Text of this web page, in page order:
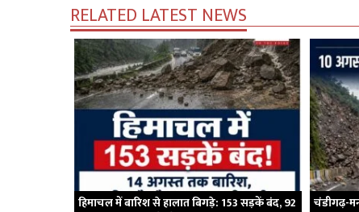
RELATED LATEST NEWS
हिमाचल में बारिश से हालात बिगड़े: 153 सड़कें बंद, 92
चंडीगढ़-